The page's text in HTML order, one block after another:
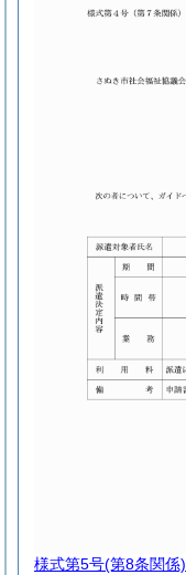
様式第5号(第8条関係)